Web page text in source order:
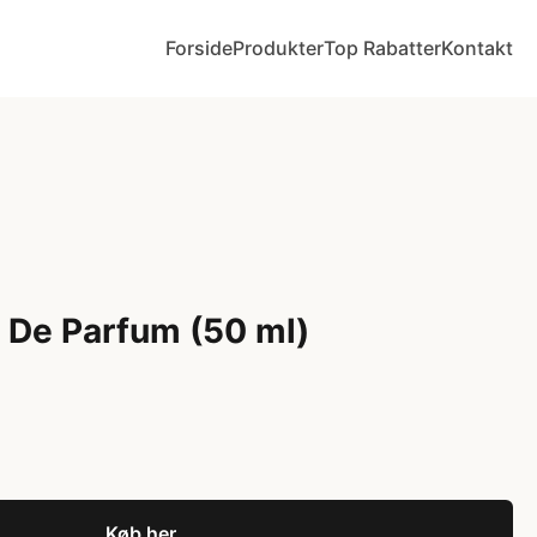
ForsideProdukterTop RabatterKontakt
De Parfum (50 ml)